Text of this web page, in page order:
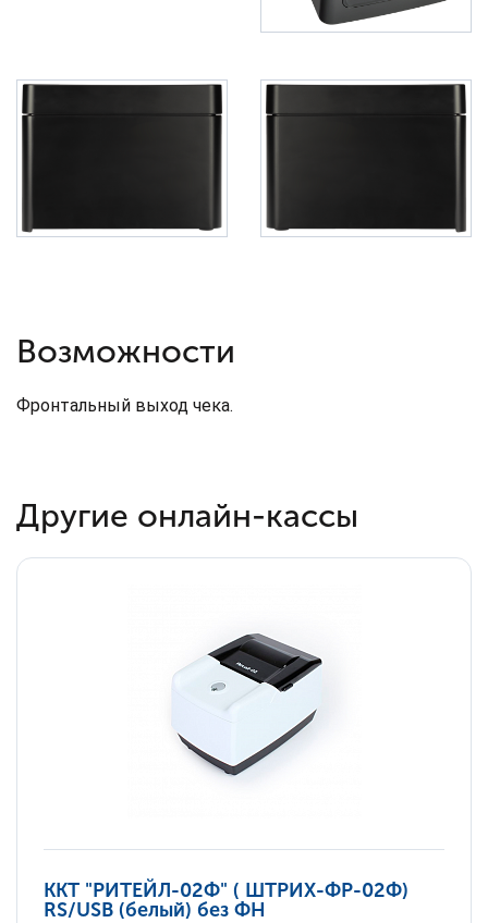
Возможности
Фронтальный выход чека.
Другие онлайн-кассы
ККТ "РИТЕЙЛ-02Ф" ( ШТРИХ-ФР-02Ф)
RS/USB (белый) без ФН